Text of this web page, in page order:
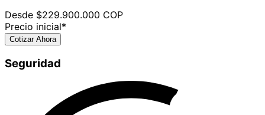
Desde $229.900.000 COP
Precio inicial*
Cotizar Ahora
Seguridad